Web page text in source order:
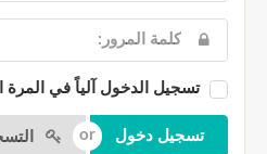
تسجيل الدخول آلياً في المرة